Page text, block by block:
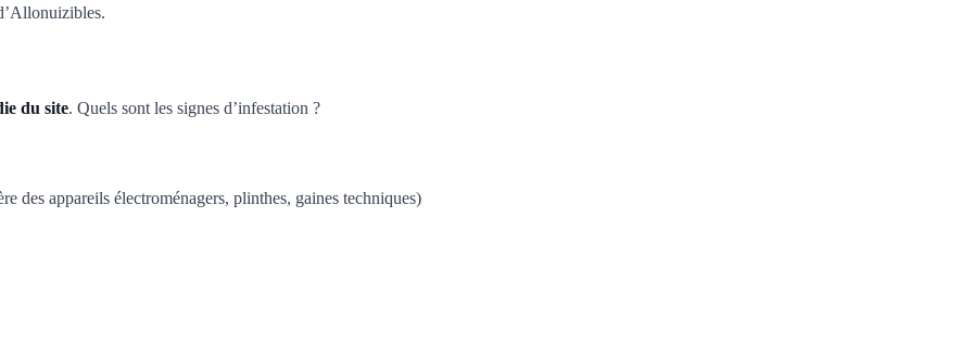
du site. Quels sont les signes d’infestation ?
des appareils électroménagers, plinthes, gaines techniques)